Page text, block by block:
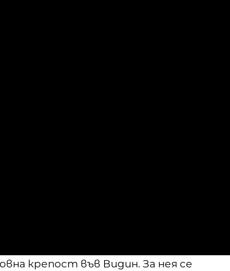
крепост във Видин. За нея се